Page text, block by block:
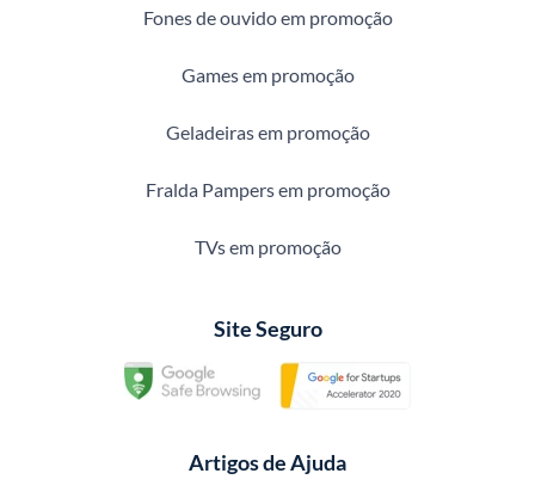
Fones de ouvido em promoção
Games em promoção
Geladeiras em promoção
Fralda Pampers em promoção
TVs em promoção
Site Seguro
Artigos de Ajuda